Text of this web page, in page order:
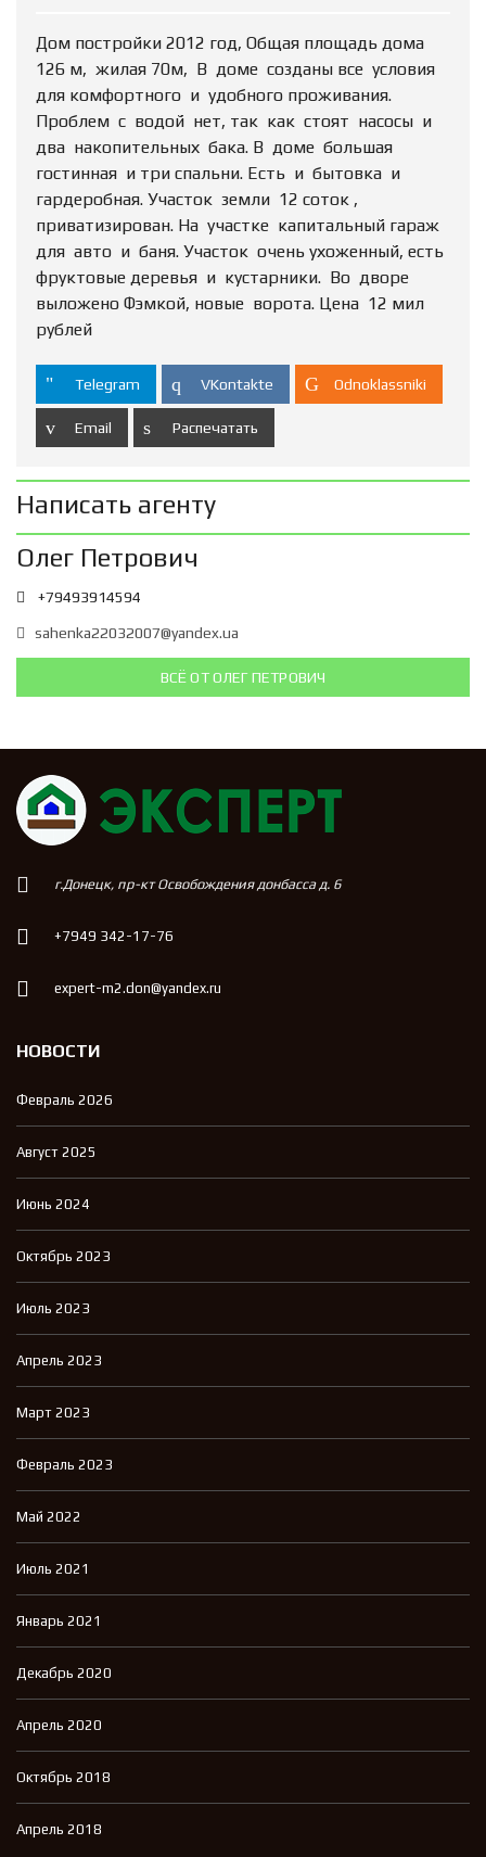
Дом постройки 2012 год, Общая площадь дома
126 м, жилая 70м, В доме созданы все условия
для комфортного и удобного проживания.
Проблем с водой нет, так как стоят насосы и
два накопительных бака. В доме большая
гостинная и три спальни. Есть и бытовка и
гардеробная. Участок земли 12 соток ,
приватизирован. На участке капитальный гараж
для авто и баня. Участок очень ухоженный, есть
фруктовые деревья и кустарники. Во дворе
выложено Фэмкой, новые ворота. Цена 12 мил
рублей
Telegram VKontakte Odnoklassniki
Email Распечатать
Написать агенту
Олег Петрович
+79493914594
sahenka22032007@yandex.ua
ВСЁ ОТ ОЛЕГ ПЕТРОВИЧ
г.Донецк, пр-кт Освобождения донбасса д. 6
+7949 342-17-76
expert-m2.don@yandex.ru
НОВОСТИ
Февраль 2026
Август 2025
Июнь 2024
Октябрь 2023
Июль 2023
Апрель 2023
Март 2023
Февраль 2023
Май 2022
Июль 2021
Январь 2021
Декабрь 2020
Апрель 2020
Октябрь 2018
Апрель 2018